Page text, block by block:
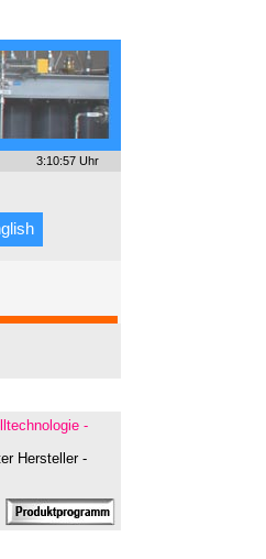
3:10:57 Uhr
-
Hersteller -